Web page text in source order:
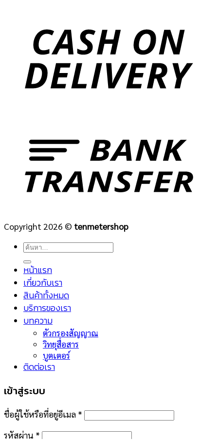
Copyright 2026 © tenmetershop
ค้นหา:
หน้าแรก
เกี่ยวกับเรา
สินค้าทั้งหมด
บริการของเรา
บทความ
ตัวกรองสัญญาณ
วิทยุสื่อสาร
บูตเตอร์
ติดต่อเรา
เข้าสู่ระบบ
ชื่อผู้ใช้หรือที่อยู่อีเมล *
รหัสผ่าน *